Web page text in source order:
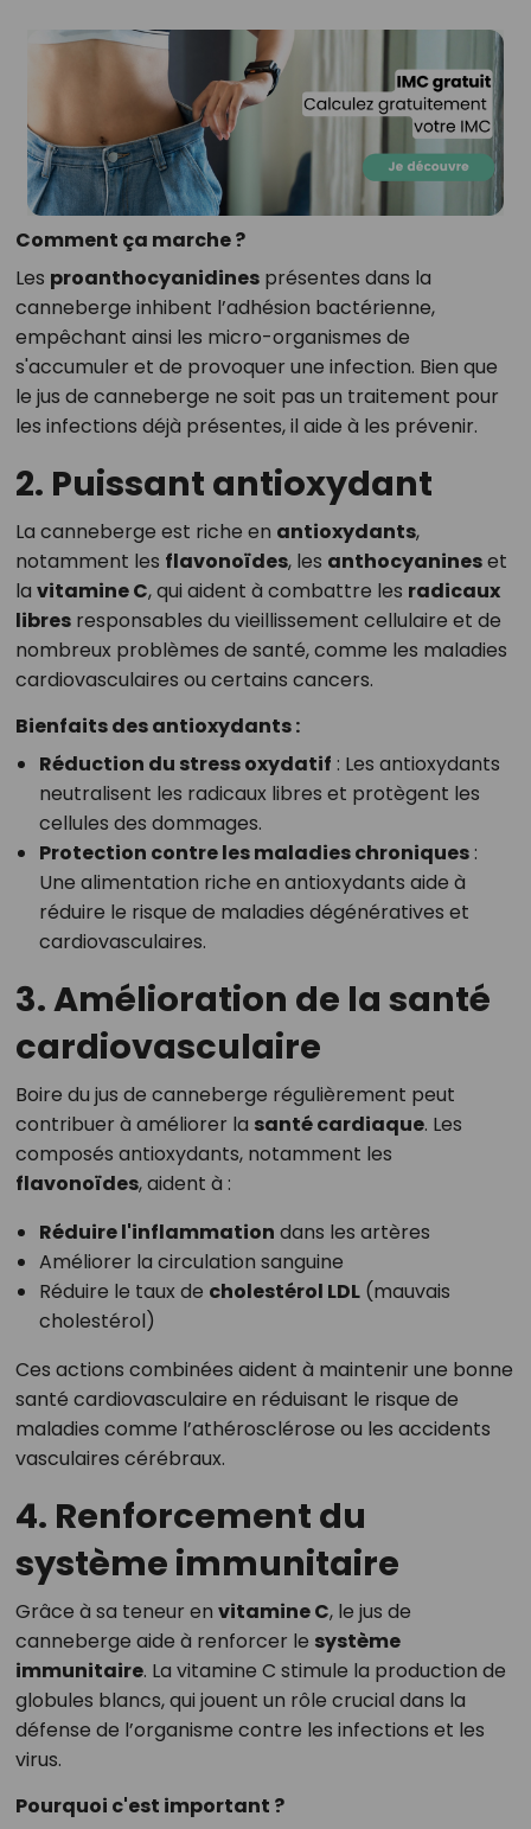
Comment ça marche ?
Les proanthocyanidinesprésentes dans la
canneberge inhibent l’adhésion bactérienne,
empêchant ainsi les micro-organismes de
s'accumuler et de provoquer une infection. Bien que
le jus de canneberge ne soit pas un traitement pour
les infections déjà présentes, il aide à les prévenir.
2. Puissant antioxydant
La canneberge est riche en antioxydants,
notamment les flavonoïdes, les anthocyanineset
la vitamine C, qui aident à combattre les radicaux
libresresponsables du vieillissement cellulaire et de
nombreux problèmes de santé, comme les maladies
cardiovasculaires ou certains cancers.
Bienfaits des antioxydants :
Réduction du stress oxydatif : Les antioxydants
neutralisent les radicaux libres et protègent les
cellules des dommages.
Protection contre les maladies chroniques:
Une alimentation riche en antioxydants aide à
réduire le risque de maladies dégénératives et
cardiovasculaires.
3. Amélioration de la santé
cardiovasculaire
Boire du jus de canneberge régulièrement peut
contribuer à améliorer la santé cardiaque. Les
composés antioxydants, notamment les
flavonoïdes, aident à :
Réduire l'inflammation dans les artères
Améliorer la circulation sanguine
Réduire le taux de cholestérol LDL(mauvais
cholestérol)
Ces actions combinées aident à maintenir une bonne
santé cardiovasculaire en réduisant le risque de
maladies comme l’athérosclérose ou les accidents
vasculaires cérébraux.
4. Renforcement du
système immunitaire
Grâce à sa teneur en vitamine C, le jus de
canneberge aide à renforcer le système
immunitaire. La vitamine C stimule la production de
globules blancs, qui jouent un rôle crucial dans la
défense de l’organisme contre les infections et les
virus.
Pourquoi c'est important ?